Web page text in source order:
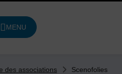
MENU
DE NAVIGATION PRINCIPALE
des associations Scenofolies